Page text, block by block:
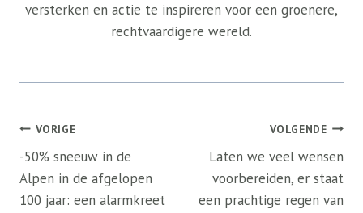
versterken en actie te inspireren voor een groenere,
rechtvaardigere wereld.
Bericht
navigatie
VORIGE
-50% sneeuw in de
Alpen in de afgelopen
100 jaar: een alarmkreet
VOLGENDE
Laten we veel wensen
voorbereiden, er staat
een prachtige regen van